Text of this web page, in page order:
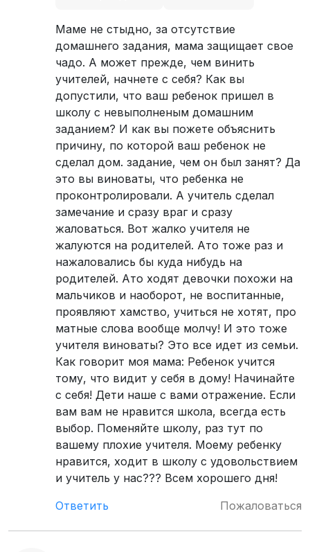
Маме не стыдно, за отсутствие
домашнего задания, мама защищает свое
чадо. А может прежде, чем винить
учителей, начнете с себя? Как вы
допустили, что ваш ребенок пришел в
школу с невыполненым домашним
заданием? И как вы пожете объяснить
причину, по которой ваш ребенок не
сделал дом. задание, чем он был занят? Да
это вы виноваты, что ребенка не
проконтролировали. А учитель сделал
замечание и сразу враг и сразу
жаловаться. Вот жалко учителя не
жалуются на родителей. Ато тоже раз и
нажаловались бы куда нибудь на
родителей. Ато ходят девочки похожи на
мальчиков и наоборот, не воспитанные,
проявляют хамство, учиться не хотят, про
матные слова вообще молчу! И это тоже
учителя виноваты? Это все идет из семьи.
Как говорит моя мама: Ребенок учится
тому, что видит у себя в дому! Начинайте
с себя! Дети наше с вами отражение. Если
вам вам не нравится школа, всегда есть
выбор. Поменяйте школу, раз тут по
вашему плохие учителя. Моему ребенку
нравится, ходит в школу с удовольствием
и учитель у нас??? Всем хорошего дня!
Ответить
Пожаловаться